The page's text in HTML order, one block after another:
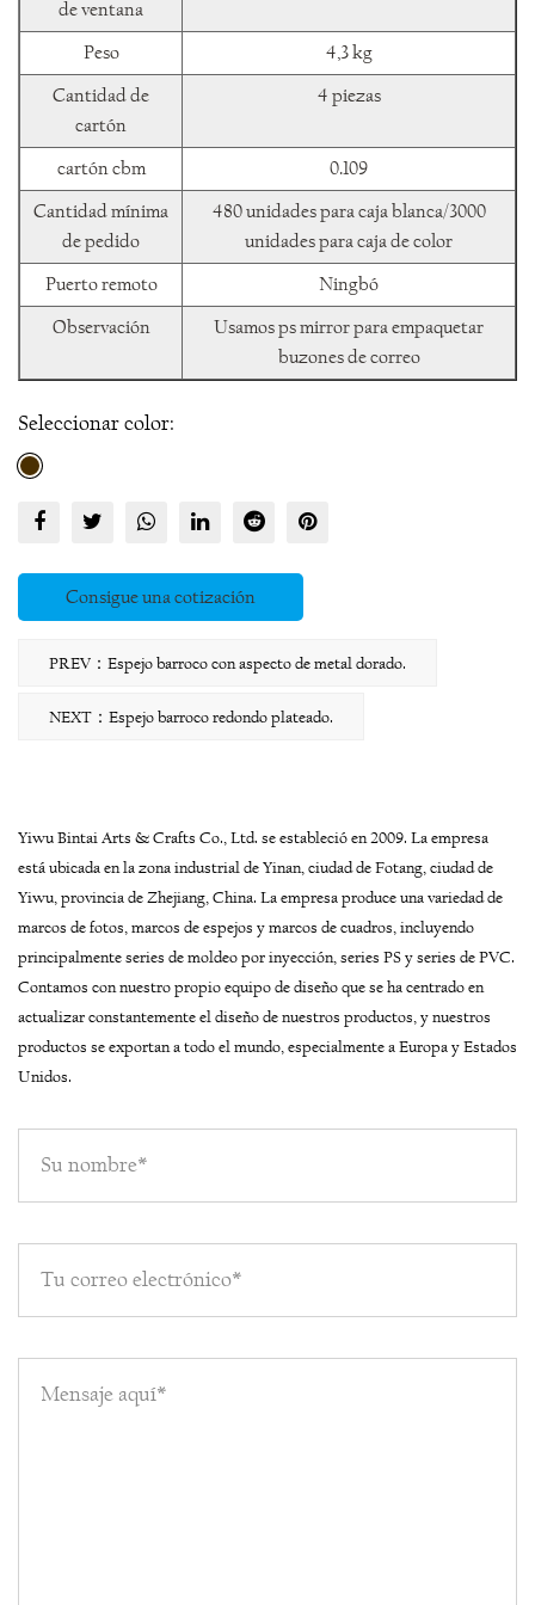
de ventana
Peso
4,3 kg
Cantidad de
cartón
4 piezas
cartón cbm
0.109
Cantidad mínima
de pedido
480 unidades para caja blanca/3000
unidades para caja de color
Puerto remoto
Ningbó
Observación
Usamos ps mirror para empaquetar
buzones de correo
Seleccionar color:
Consigue una cotización
PREV：Espejo barroco con aspecto de metal dorado.
NEXT：Espejo barroco redondo plateado.
Yiwu Bintai Arts & Crafts Co., Ltd. se estableció en 2009. La empresa
está ubicada en la zona industrial de Yinan, ciudad de Fotang, ciudad de
Yiwu, provincia de Zhejiang, China. La empresa produce una variedad de
marcos de fotos, marcos de espejos y marcos de cuadros, incluyendo
principalmente series de moldeo por inyección, series PS y series de PVC.
Contamos con nuestro propio equipo de diseño que se ha centrado en
actualizar constantemente el diseño de nuestros productos, y nuestros
productos se exportan a todo el mundo, especialmente a Europa y Estados
Unidos.